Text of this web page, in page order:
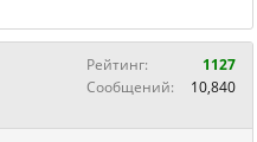
Рейтинг:
1127
Сообщений:
10,840